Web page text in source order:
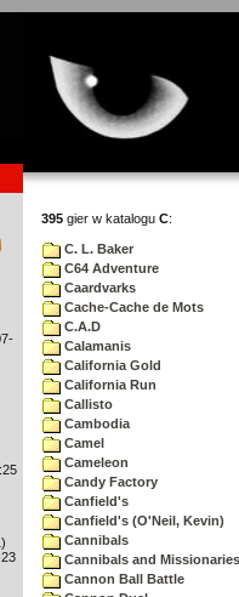
395 gier w katalogu C:
C. L. Baker
C64 Adventure
Caardvarks
Cache-Cache de Mots
C.A.D
Calamanis
California Gold
California Run
Callisto
Cambodia
Camel
Cameleon
Candy Factory
Canfield's
Canfield's (O'Neil, Kevin)
Cannibals
Cannibals and Missionaries
Cannon Ball Battle